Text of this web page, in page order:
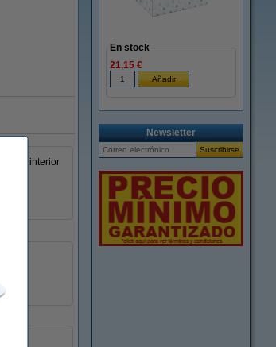
uso interior
En stock
21,15 €
Newsletter